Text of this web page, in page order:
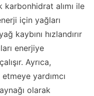
alımı ile
için yağları
kaybını hızlandırır
enerjiye
Ayrıca,
yardımcı
olarak